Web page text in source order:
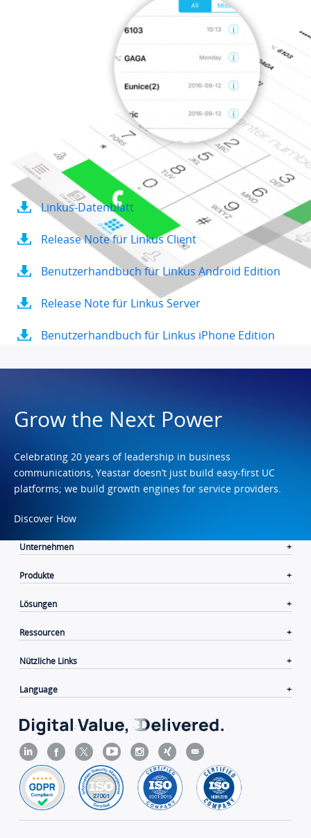
Linkus-Datenblatt
Release Note für Linkus Client
Benutzerhandbuch für Linkus Android Edition
Release Note für Linkus Server
Benutzerhandbuch für Linkus iPhone Edition
Grow the Next Power
Celebrating 20 years of leadership in business
communications, Yeastar doesn’t just build easy-first UC
platforms; we build growth engines for service providers.
Discover How
Unternehmen
Produkte
Lösungen
Ressourcen
Nützliche Links
Language